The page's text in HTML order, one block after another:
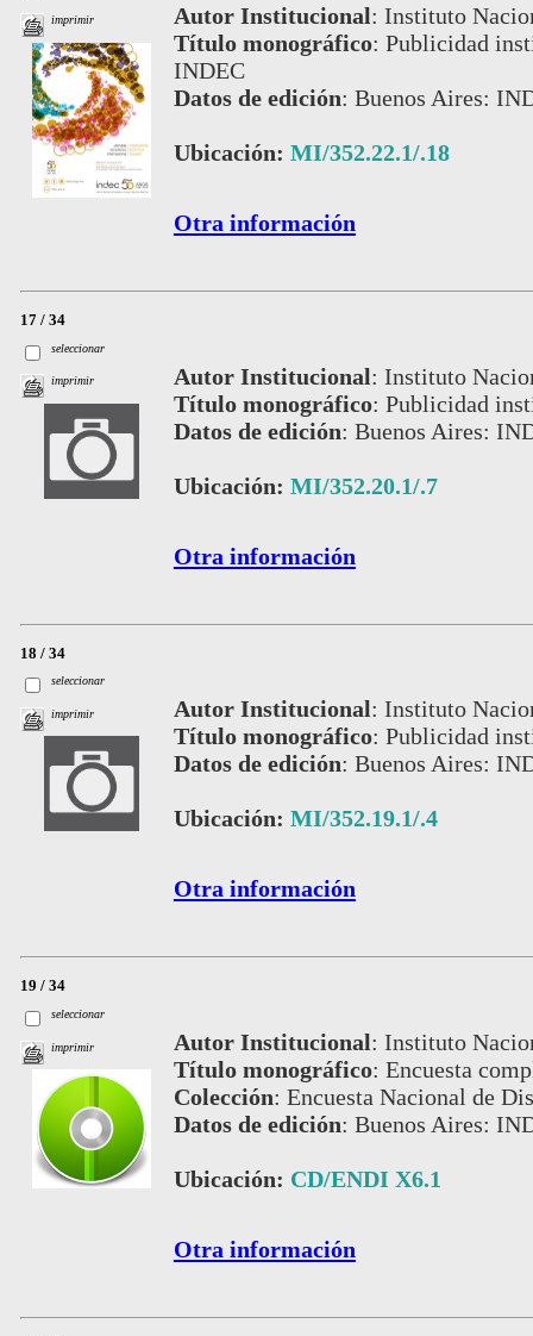
imprimir Autor Institucional: Instituto
Título monográfico: Publicidad
INDEC
Datos de edición: Buenos Aires:
Ubicación: MI/352.22.1/.18
Otra información
17 / 34
seleccionar
imprimir Autor Institucional: Instituto
Título monográfico: Publicidad
Datos de edición: Buenos Aires:
Ubicación: MI/352.20.1/.7
Otra información
18 / 34
seleccionar
imprimir Autor Institucional: Instituto
Título monográfico: Publicidad
Datos de edición: Buenos Aires:
Ubicación: MI/352.19.1/.4
Otra información
19 / 34
seleccionar
imprimir Autor Institucional: Instituto
Título monográfico: Encuesta
Colección: Encuesta Nacional de
Datos de edición: Buenos Aires:
Ubicación: CD/ENDI X6.1
Otra información